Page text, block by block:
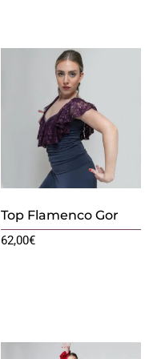
Top Flamenco Gor
62,00€